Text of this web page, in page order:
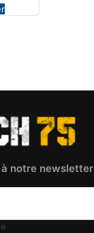
notre newsletter